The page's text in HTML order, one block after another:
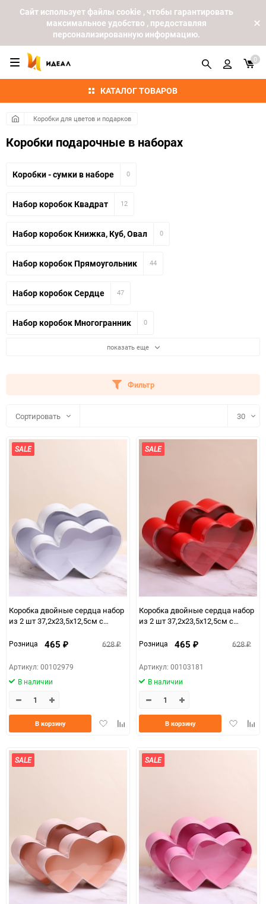
Cайт использует файлы cookie , чтобы гарантировать
максимальное удобство , предоставляя
персонализированную информацию.
КАТАЛОГ ТОВАРОВ
0
Коробки для цветов и подарков
Коробки подарочные в наборах
Коробки - сумки в наборе 0
Набор коробок Квадрат 12
Набор коробок Книжка, Куб, Овал 0
Набор коробок Прямоугольник 44
Набор коробок Сердце 47
Набор коробок Многогранник 0
показать еще
Фильтр
Сортировать 30
150
SALE
Коробка двойные сердца набор
из 2 шт 37,2x23,5x12,5см с
Розница 465 ₽ 628₽
Артикул: 00102979
В наличии
ДобавитьДобавить
В корзину
SALE
Коробка двойные сердца набор
из 2 шт 37,2x23,5x12,5см с
Розница 465 ₽ 628₽
Артикул: 00103181
В наличии
Добавить
В корзину
SALE SALE